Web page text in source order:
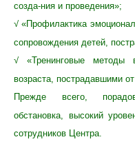
созда-ния и проведения»;
√ «Профилактика
сопровождения детей,
√ «Тренинговые методы
возраста, пострадавшими
Прежде всего,
обстановка, высокий
сотрудников Центра.